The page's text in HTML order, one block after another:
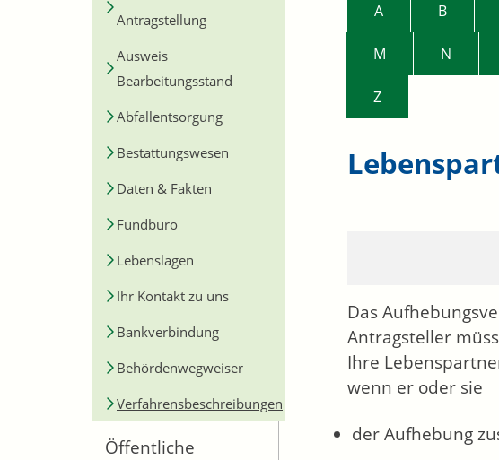
Antragstellung
Ausweis
Bearbeitungsstand
Abfallentsorgung
Bestattungswesen
Daten & Fakten
Fundbüro
Lebenslagen
Ihr Kontakt zu uns
Bankverbindung
Behördenwegweiser
Verfahrensbeschreibungen
Öffentliche
A B
M N
Z
Das
Antragsteller
Ihre
wenn er oder sie
der Aufhebung